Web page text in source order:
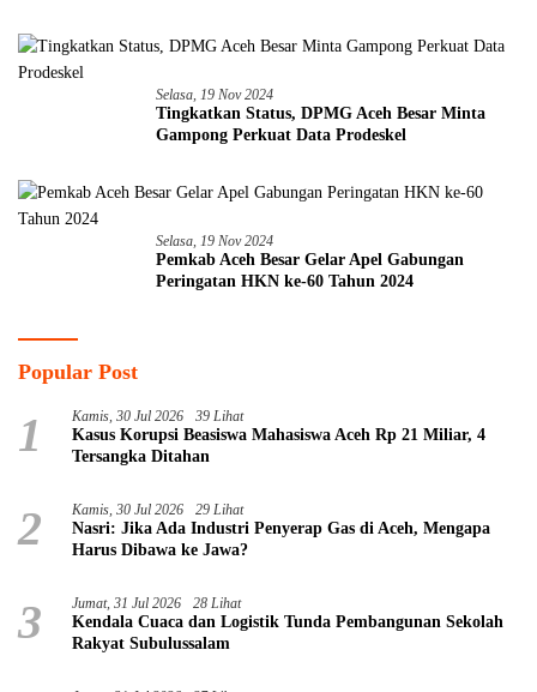
Selasa, 19 Nov 2024
Tingkatkan Status, DPMG Aceh Besar Minta
Gampong Perkuat Data Prodeskel
Selasa, 19 Nov 2024
Pemkab Aceh Besar Gelar Apel Gabungan
Peringatan HKN ke-60 Tahun 2024
Popular Post
1 Kamis, 30 Jul 2026 39 Lihat
Kasus Korupsi Beasiswa Mahasiswa Aceh Rp 21 Miliar, 4
Tersangka Ditahan
2 Kamis, 30 Jul 2026 29 Lihat
Nasri: Jika Ada Industri Penyerap Gas di Aceh, Mengapa
Harus Dibawa ke Jawa?
3 Jumat, 31 Jul 2026 28 Lihat
Kendala Cuaca dan Logistik Tunda Pembangunan Sekolah
Rakyat Subulussalam